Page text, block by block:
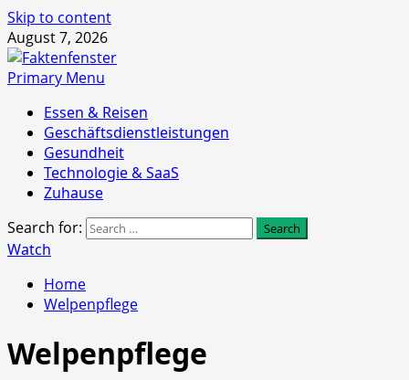
Skip to content
August 7, 2026
Primary Menu
Essen & Reisen
Geschäftsdienstleistungen
Gesundheit
Technologie & SaaS
Zuhause
Search for:
Watch
Home
Welpenpflege
Welpenpflege